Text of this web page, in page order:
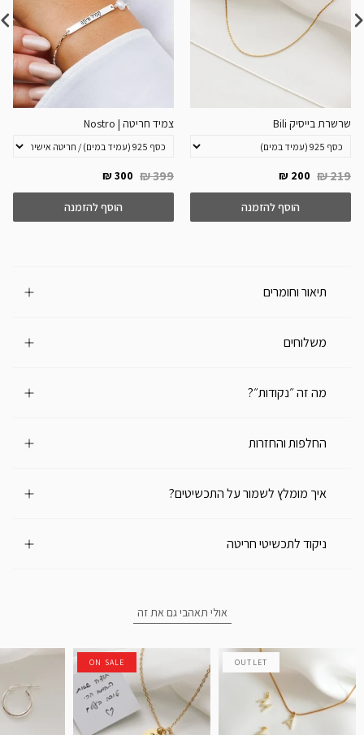
שרשרת בייסיק Bili
200 ₪ 219 ₪
הוסף להזמנה
צמיד חריטה | Nostro
300 ₪ 399 ₪
הוסף להזמנה
תיאור וחומרים
משלוחים
מה זה ״נקודות״?
החלפות והחזרות
איך מומלץ לשמור על התכשיטים?
ניקוד לתכשיטי חריטה
אולי תאהבי גם את זה
OUTLET
ON SALE